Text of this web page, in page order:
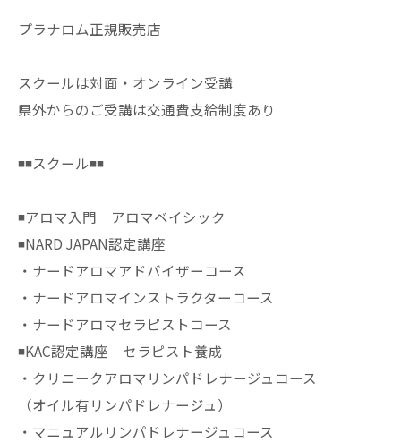
プラナロム正規販売店
スクールは対面・オンライン受講
県外からのご受講は交通費支給制度あり
◾️◾️スクール◾️◾️
◾️アロマ入門 アロマベイシック
◾️NARD JAPAN認定講座
・ナードアロマアドバイザーコース
・ナードアロマインストラクターコース
・ナードアロマセラピストコース
◾️KAC認定講座 セラピスト養成
・クリニークアロマリンパドレナージュコース
（オイル有リンパドレナージュ）
・マニュアルリンパドレナージュコース